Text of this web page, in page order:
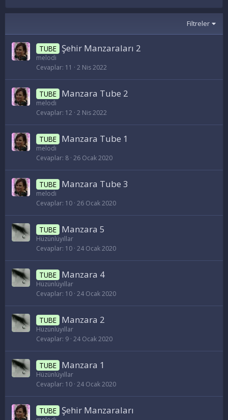
Filtreler
TUBE Şehir Manzaraları 2
melodi
Cevaplar 11 2 Nis 2022
TUBE Manzara Tube 2
melodi
Cevaplar 12 2 Nis 2022
TUBE Manzara Tube 1
melodi
Cevaplar 8 26 Ocak 2020
TUBE Manzara Tube 3
melodi
Cevaplar 10 26 Ocak 2020
TUBE Manzara 5
Hüzünlüyıllar
Cevaplar 10 24 Ocak 2020
TUBE Manzara 4
Hüzünlüyıllar
Cevaplar 10 24 Ocak 2020
TUBE Manzara 2
Hüzünlüyıllar
Cevaplar 9 24 Ocak 2020
TUBE Manzara 1
Hüzünlüyıllar
Cevaplar 10 24 Ocak 2020
TUBE Şehir Manzaraları